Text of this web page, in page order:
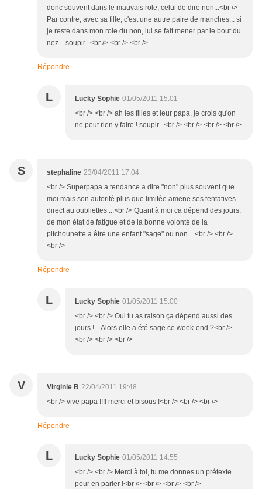
donc souvent dans le mauvais role, celui de dire non...<br />
Par contre, avec sa fille, c'est une autre paire de manches... si
je reste dans mon role du non, lui se fait mener par le bout du
nez... soupir...<br /> <br /> <br />
Répondre
L Lucky Sophie 01/05/2011 15:01
<br /> <br /> ah les filles et leur papa, je crois qu'on
ne peut rien y faire ! soupir...<br /> <br /> <br /> <br />
S stephaline 23/04/2011 17:04
<br /> Superpapa a tendance a dire "non" plus souvent que
moi mais son autorité plus que limitée amene ses tentatives
direct au oubliettes ...<br /> Quant à moi ca dépend des jours,
de mon état de fatigue et de la bonne volonté de la
pitchounette a être une enfant "sage" ou non ...<br /> <br />
<br />
Répondre
L Lucky Sophie 01/05/2011 15:00
<br /> <br /> Oui tu as raison ça dépend aussi des
jours !... Alors elle a été sage ce week-end ?<br />
<br /> <br /> <br />
V Virginie B 22/04/2011 19:48
<br /> vive papa !!!! merci et bisous !<br /> <br /> <br />
Répondre
L Lucky Sophie 01/05/2011 14:55
<br /> <br /> Merci à toi, tu me donnes un prétexte
pour en parler !<br /> <br /> <br /> <br />